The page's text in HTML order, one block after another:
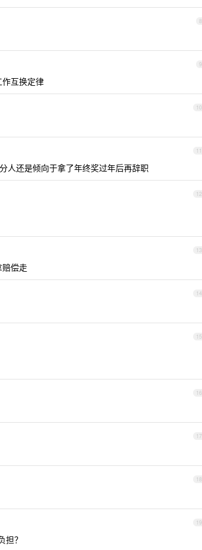
8
9
互换定律
10
11
人还是倾向于拿了年终奖过年后再辞职
12
13
偿走
14
15
16
17
18
19
？